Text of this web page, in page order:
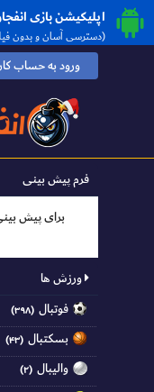
اپلیکیشن بازی
(دسترسی آسان و بدون
ورود به حساب
فرم پیش بینی
برای پیش
ورزش ها
فوتبال (۳۹۸)
بسکتبال (۴۳)
والیبال (۲)